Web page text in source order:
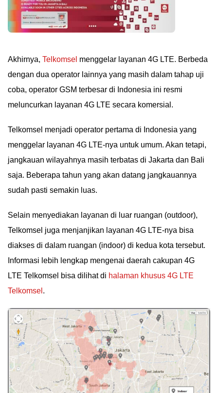
Akhirnya, Telkomsel menggelar layanan 4G LTE. Berbeda
dengan dua operator lainnya yang masih dalam tahap uji
coba, operator GSM terbesar di Indonesia ini resmi
meluncurkan layanan 4G LTE secara komersial.
Telkomsel menjadi operator pertama di Indonesia yang
menggelar layanan 4G LTE-nya untuk umum. Akan tetapi,
jangkauan wilayahnya masih terbatas di Jakarta dan Bali
saja. Beberapa tahun yang akan datang jangkauannya
sudah pasti semakin luas.
Selain menyediakan layanan di luar ruangan (outdoor),
Telkomsel juga menjanjikan layanan 4G LTE-nya bisa
diakses di dalam ruangan (indoor) di kedua kota tersebut.
Informasi lebih lengkap mengenai daerah cakupan 4G
LTE Telkomsel bisa dilihat di halaman khusus 4G LTE
Telkomsel .